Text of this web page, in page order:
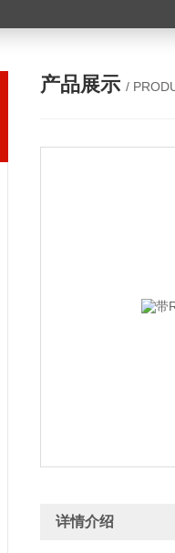
产品展示 /
详情介绍